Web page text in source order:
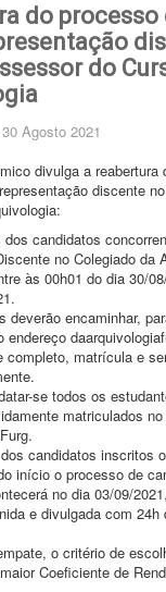
do processo
do
Agosto 2021
divulga a reabertura
discente
candidatos
no Colegiado da
às 00h01 do dia 30/
deverão encaminhar,
endereço
completo, matrícula e
se todos os
matriculados
candidatos inscritos
início o processo de
no dia 03/09/
e divulgada com 24h
o critério de
Coeficiente de